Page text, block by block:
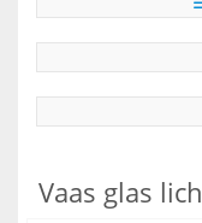
Vaas glas